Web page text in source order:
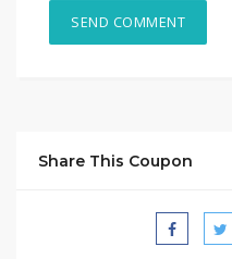
Share This Coupon